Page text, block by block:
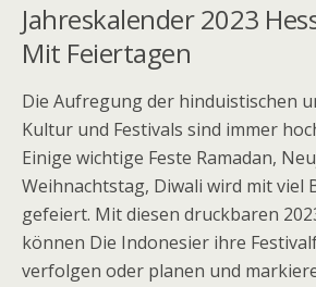
Jahreskalender2023
Mit Feiertagen
Die Aufregung der hinduistischen
Kultur und Festivals sind immer
Einige wichtige Feste Ramadan,
Weihnachtstag, Diwali wird mit viel
gefeiert. Mit diesen druckbaren
können Die Indonesier ihre
verfolgen oder planen und